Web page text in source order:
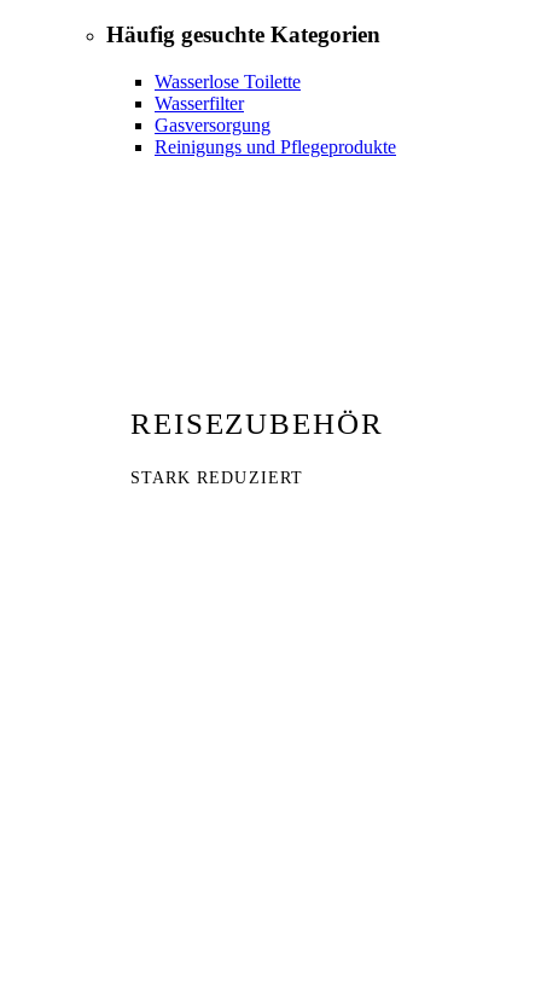
Häufig gesuchte Kategorien
Wasserlose Toilette
Wasserfilter
Gasversorgung
Reinigungs und Pflegeprodukte
REISEZUBEHÖR
STARK REDUZIERT